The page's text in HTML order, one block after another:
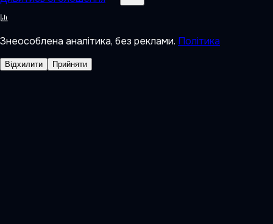
Знеособлена аналітика, без реклами. Політика
Відхилити Прийняти